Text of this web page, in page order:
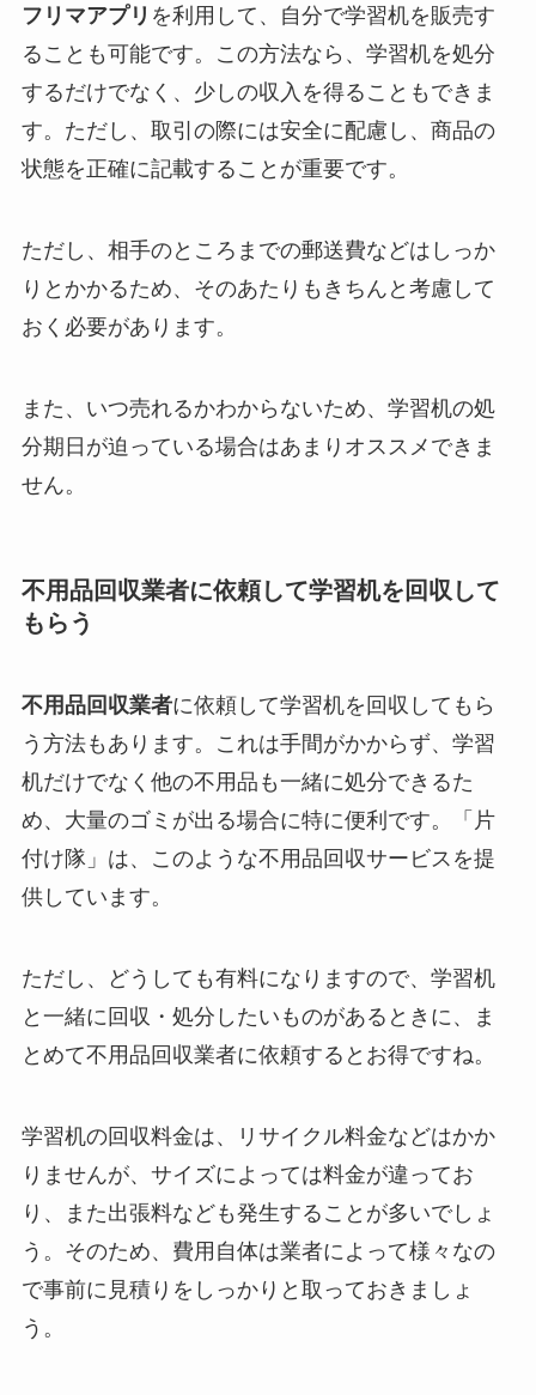
フリマアプリ を利用して、自分で学習机を販売す
ることも可能です。この方法なら、学習机を処分
するだけでなく、少しの収入を得ることもできま
す。ただし、取引の際には安全に配慮し、商品の
状態を正確に記載することが重要です。
ただし、相手のところまでの郵送費などはしっか
りとかかるため、そのあたりもきちんと考慮して
おく必要があります。
また、いつ売れるかわからないため、学習机の処
分期日が迫っている場合はあまりオススメできま
せん。
不用品回収業者に依頼して学習机を回収して
もらう
不用品回収業者に依頼して学習机を回収してもら
う方法もあります。これは手間がかからず、学習
机だけでなく他の不用品も一緒に処分できるた
め、大量のゴミが出る場合に特に便利です。「片
付け隊」は、このような不用品回収サービスを提
供しています。
ただし、どうしても有料になりますので、学習机
と一緒に回収・処分したいものがあるときに、ま
とめて不用品回収業者に依頼するとお得ですね。
学習机の回収料金は、リサイクル料金などはかか
りませんが、サイズによっては料金が違ってお
り、また出張料なども発生することが多いでしょ
う。そのため、費用自体は業者によって様々なの
で事前に見積りをしっかりと取っておきましょ
う。